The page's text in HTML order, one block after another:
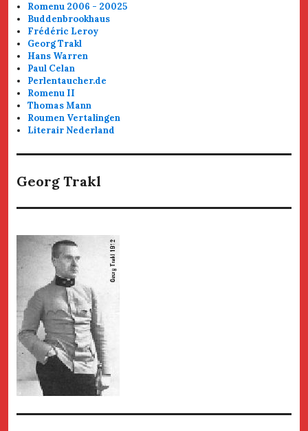
Romenu 2006 - 20025
Buddenbrookhaus
Frédéric Leroy
Georg Trakl
Hans Warren
Paul Celan
Perlentaucher.de
Romenu II
Thomas Mann
Roumen Vertalingen
Literair Nederland
Georg Trakl